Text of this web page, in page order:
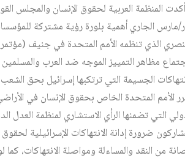
مارس الجاري أهمية بلورة رؤية مشتركة
الجسيمة التي ترتكبها إسرائيل بحق
الأمم المتحدة الخاص بحقوق الإنسان في
التي تضمنها الرأي الاستشاري لمنظمة العدل
ضرورة إدانة الانتهاكات الإسرائيلية
من النقد والمساءلة ومواصلة الانتهاكات،